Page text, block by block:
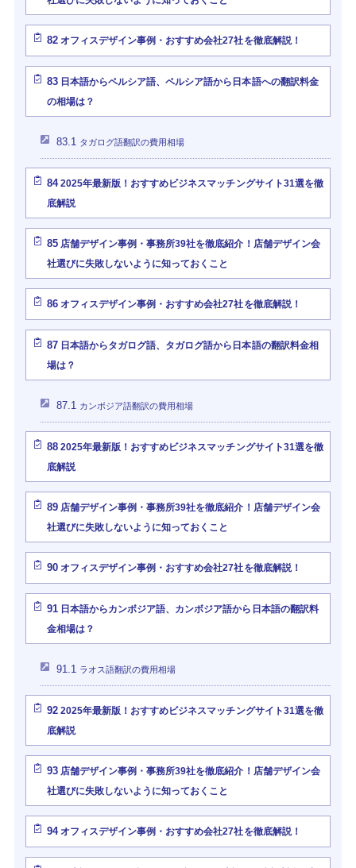
82オフィスデザイン事例・おすすめ会社27社を徹底解説！
83日本語からペルシア語、ペルシア語から日本語への翻訳料金
の相場は？
83.1 タガログ語翻訳の費用相場
842025年最新版！おすすめビジネスマッチングサイト31選を徹
底解説
85店舗デザイン事例・事務所39社を徹底紹介！店舗デザイン会
社選びに失敗しないように知っておくこと
86オフィスデザイン事例・おすすめ会社27社を徹底解説！
87日本語からタガログ語、タガログ語から日本語の翻訳料金相
場は？
87.1 カンボジア語翻訳の費用相場
882025年最新版！おすすめビジネスマッチングサイト31選を徹
底解説
89店舗デザイン事例・事務所39社を徹底紹介！店舗デザイン会
社選びに失敗しないように知っておくこと
90オフィスデザイン事例・おすすめ会社27社を徹底解説！
91日本語からカンボジア語、カンボジア語から日本語の翻訳料
金相場は？
91.1 ラオス語翻訳の費用相場
922025年最新版！おすすめビジネスマッチングサイト31選を徹
底解説
93店舗デザイン事例・事務所39社を徹底紹介！店舗デザイン会
社選びに失敗しないように知っておくこと
94オフィスデザイン事例・おすすめ会社27社を徹底解説！